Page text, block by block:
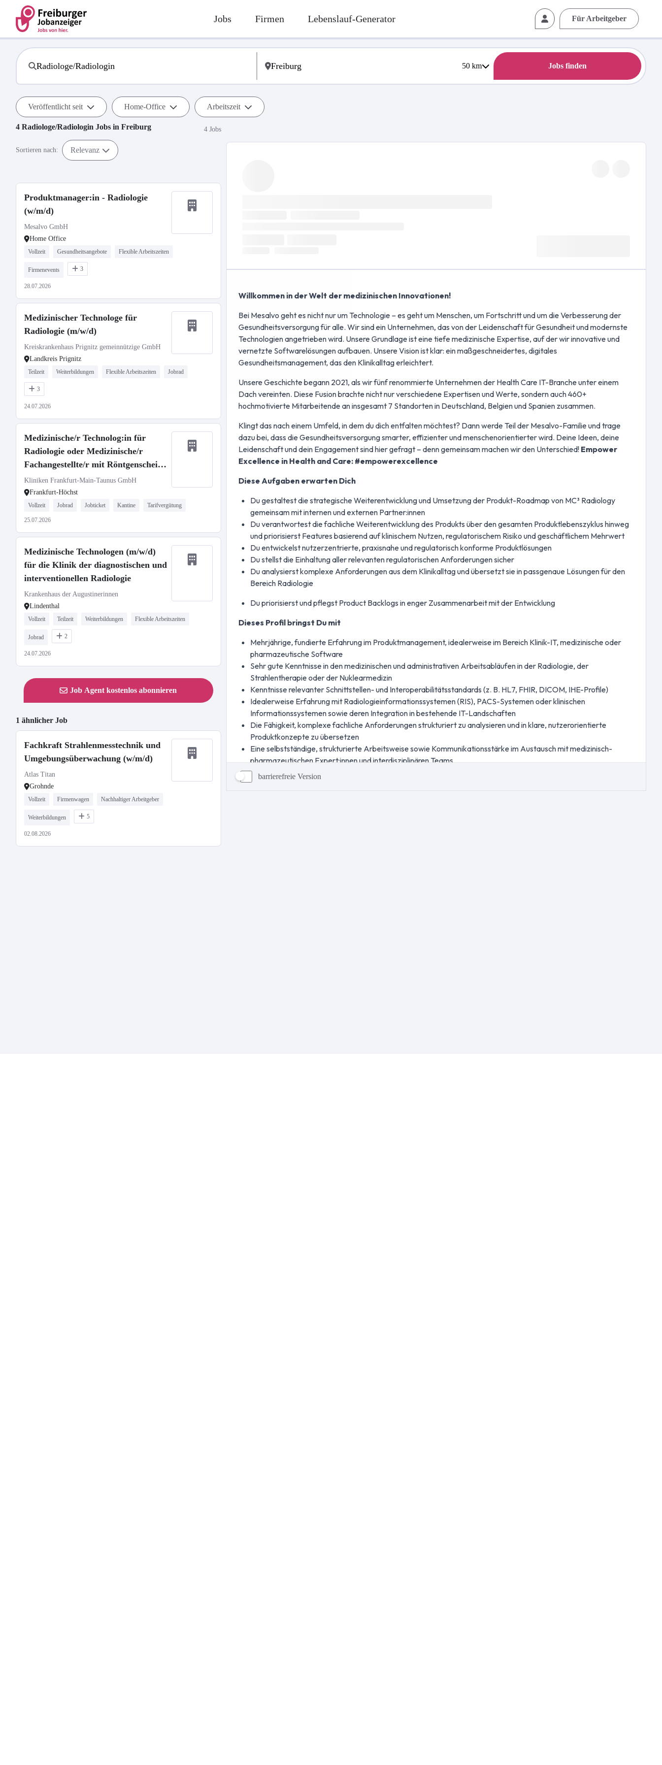
Jobs Firmen Lebenslauf-Generator Für Arbeitgeber
50km Jobs finden
Veröffentlicht seit Home-Office Arbeitszeit
4 Radiologe/Radiologin Jobs in Freiburg 4 Jobs
Sortieren nach: Relevanz
Produktmanager:in - Radiologie
(w/m/d)
Mesalvo GmbH
Home Office
Vollzeit Gesundheitsangebote Flexible Arbeitszeiten
Firmenevents 3
28.07.2026
Medizinischer Technologe für
Radiologie (m/w/d)
Kreiskrankenhaus Prignitz gemeinnützige GmbH
Landkreis Prignitz
Teilzeit Weiterbildungen Flexible Arbeitszeiten Jobrad
3
24.07.2026
Medizinische/r Technolog:in für
Radiologie oder Medizinische/r
Fachangestellte/r mit Röntgenschein
(m/w/d)
Kliniken Frankfurt-Main-Taunus GmbH
Frankfurt-Höchst
Vollzeit Jobrad Jobticket Kantine Tarifvergütung
25.07.2026
Medizinische Technologen (m/w/d)
für die Klinik der diagnostischen und
interventionellen Radiologie
Krankenhaus der Augustinerinnen
Lindenthal
Vollzeit Teilzeit Weiterbildungen Flexible Arbeitszeiten
Jobrad 2
24.07.2026
Job Agent kostenlos abonnieren
1 ähnlicher Job
Fachkraft Strahlenmesstechnik und
Umgebungsüberwachung (w/m/d)
Atlas Titan
Grohnde
Vollzeit Firmenwagen Nachhaltiger Arbeitgeber
Weiterbildungen 5
02.08.2026
barrierefreie Version